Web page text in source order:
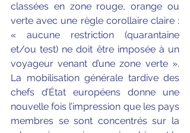
classées en zone rouge, orange ou
verte avec une règle corollaire claire :
« aucune restriction (quarantaine
et/ou test) ne doit être imposée à un
voyageur venant d’une zone verte ».
La mobilisation générale tardive des
chefs d’État européens donne une
nouvelle fois l’impression que les pays
membres se sont concentrés sur la